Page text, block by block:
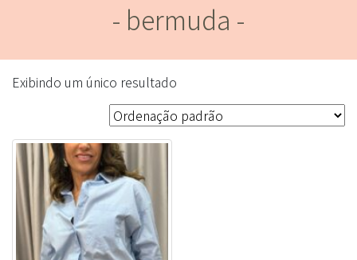
- bermuda -
Exibindo um único resultado